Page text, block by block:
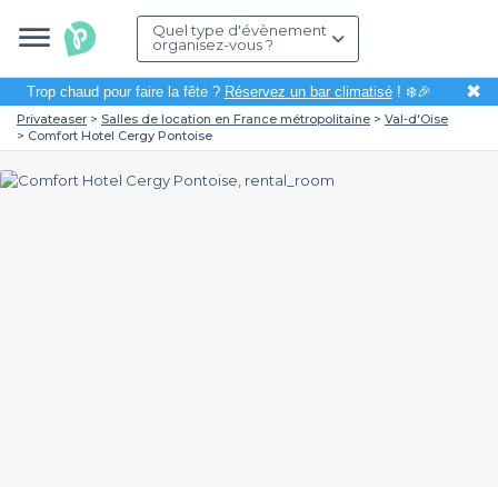
Quel type d'évènement
organisez-vous ?
Trop chaud pour faire la fête ? Réservez un bar climatisé! ❄️🎉 ✖
Privateaser Salles de location en France métropolitaine
Val-d'Oise
Comfort Hotel Cergy Pontoise